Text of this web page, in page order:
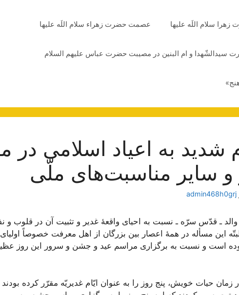
زهرا سلام اللَه علیها عصمت حضرت زهراء سلام اللَه علیها
سیدالشّهدا و ام البنین در مصیبت حضرت عباس علیهم السلام
شدید به اعیاد اسلامی در
و سایر مناسبت‌های ملّی
admin468h0grj
ـ قدّس سرّه ـ نسبت به احیای واقعۀ غدیر و تثبیت آن در قلوب و
این مسأله در همۀ اعصار بین بزرگان از اهل معرفت خصوصاً اولیای
است و نسبت به برگزاری مراسم عید و جشن و سرور این روز
زمان حیات خویش، پنج روز را به عنوان ایّام غدیریّه مقرّر کرده